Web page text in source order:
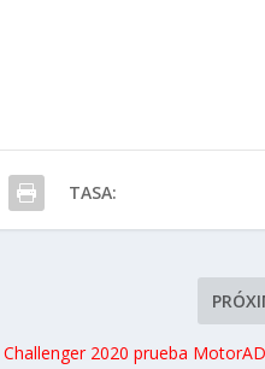
TASA:
2020 prueba